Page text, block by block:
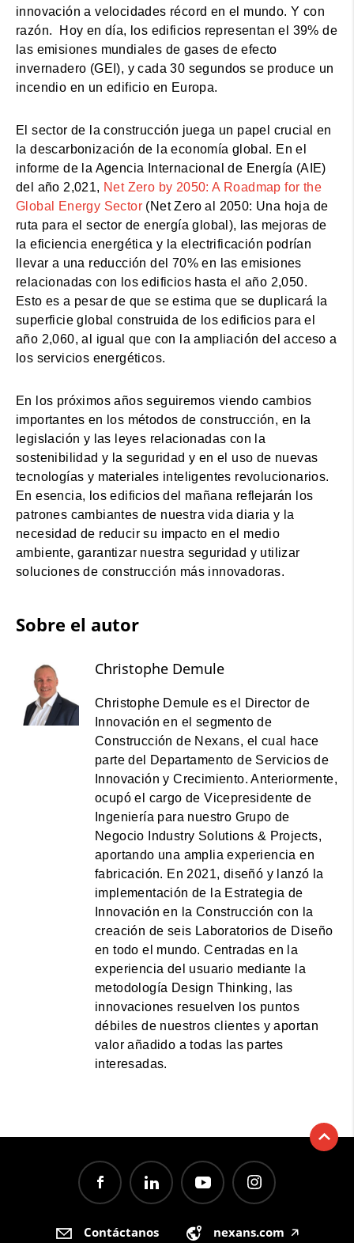
innovación a velocidades récord en el mundo. Y con
razón. Hoy en día, los edificios representan el 39% de
las emisiones mundiales de gases de efecto
invernadero (GEI), y cada 30 segundos se produce un
incendio en un edificio en Europa.
El sector de la construcción juega un papel crucial en
la descarbonización de la economía global. En el
informe de la Agencia Internacional de Energía (AIE)
del año 2,021, Net Zero by 2050: A Roadmap for the
Global Energy Sector (Net Zero al 2050: Una hoja de
ruta para el sector de energía global), las mejoras de
la eficiencia energética y la electrificación podrían
llevar a una reducción del 70% en las emisiones
relacionadas con los edificios hasta el año 2,050.
Esto es a pesar de que se estima que se duplicará la
superficie global construida de los edificios para el
año 2,060, al igual que con la ampliación del acceso a
los servicios energéticos.
En los próximos años seguiremos viendo cambios
importantes en los métodos de construcción, en la
legislación y las leyes relacionadas con la
sostenibilidad y la seguridad y en el uso de nuevas
tecnologías y materiales inteligentes revolucionarios.
En esencia, los edificios del mañana reflejarán los
patrones cambiantes de nuestra vida diaria y la
necesidad de reducir su impacto en el medio
ambiente, garantizar nuestra seguridad y utilizar
soluciones de construcción más innovadoras.
Sobre el autor
Christophe Demule
Christophe Demule es el Director de
Innovación en el segmento de
Construcción de Nexans, el cual hace
parte del Departamento de Servicios de
Innovación y Crecimiento. Anteriormente,
ocupó el cargo de Vicepresidente de
Ingeniería para nuestro Grupo de
Negocio Industry Solutions & Projects,
aportando una amplia experiencia en
fabricación. En 2021, diseñó y lanzó la
implementación de la Estrategia de
Innovación en la Construcción con la
creación de seis Laboratorios de Diseño
en todo el mundo. Centradas en la
experiencia del usuario mediante la
metodología Design Thinking, las
innovaciones resuelven los puntos
débiles de nuestros clientes y aportan
valor añadido a todas las partes
interesadas.
Contáctanos nexans.com 🡥